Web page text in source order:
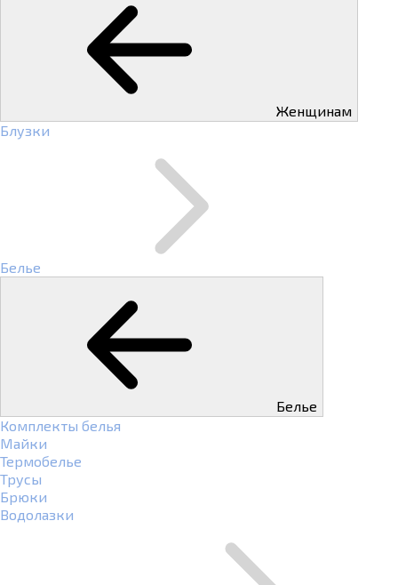
Женщинам
Блузки
Белье
Белье
Комплекты белья
Майки
Термобелье
Трусы
Брюки
Водолазки